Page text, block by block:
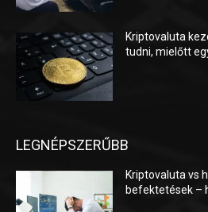
Kriptovaluta
tudni, mielőtt
LEGNÉPSZERŰBB
Kriptovaluta vs
befektetések –